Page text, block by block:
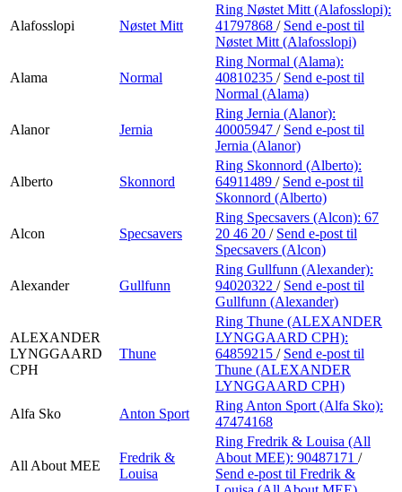
Alafosslopi Nøstet Mitt
Ring Nøstet Mitt (Alafosslopi):
41797868 / Send e-post til
Nøstet Mitt (Alafosslopi)
Alama Normal
Ring Normal (Alama):
40810235 / Send e-post til
Normal (Alama)
Alanor Jernia
Ring Jernia (Alanor):
40005947 / Send e-post til
Jernia (Alanor)
Alberto Skonnord
Ring Skonnord (Alberto):
64911489 / Send e-post til
Skonnord (Alberto)
Alcon Specsavers
Ring Specsavers (Alcon): 67
20 46 20 / Send e-post til
Specsavers (Alcon)
Alexander Gullfunn
Ring Gullfunn (Alexander):
94020322 / Send e-post til
Gullfunn (Alexander)
ALEXANDER
LYNGGAARD
CPH
Thune
Ring Thune (ALEXANDER
LYNGGAARD CPH):
64859215 / Send e-post til
Thune (ALEXANDER
LYNGGAARD CPH)
Alfa Sko
Anton Sport
Ring Anton Sport (Alfa Sko):
47474168
All About MEE
Fredrik &
Louisa
Ring Fredrik & Louisa (All
About MEE): 90487171 /
Send e-post til Fredrik &